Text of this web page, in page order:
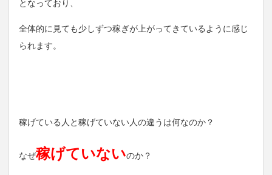
となっており、
全体的に見ても少しずつ稼ぎが上がってきているように感じ
られます。
稼げている人と稼げていない人の違うは何なのか？
なぜ稼げていないのか？